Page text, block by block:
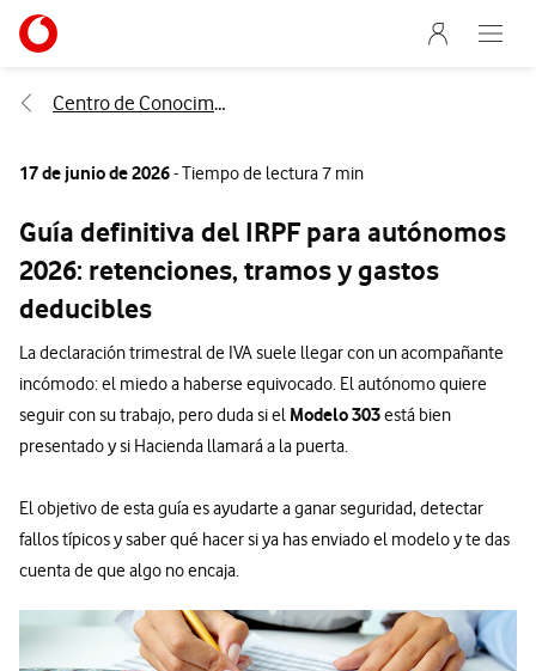
Ir a la pagina principal de vodafone.es
Menu
Abre
Centro de Conocimiento
17 de junio de 2026- Tiempo de lectura 7 min
Guía definitiva del IRPF para autónomos
2026: retenciones, tramos y gastos
deducibles
La declaración trimestral de IVA suele llegar con un acompañante
incómodo: el miedo a haberse equivocado. El autónomo quiere
seguir con su trabajo, pero duda si el Modelo 303está bien
presentado y si Hacienda llamará a la puerta.
El objetivo de esta guía es ayudarte a ganar seguridad, detectar
fallos típicos y saber qué hacer si ya has enviado el modelo y te das
cuenta de que algo no encaja.